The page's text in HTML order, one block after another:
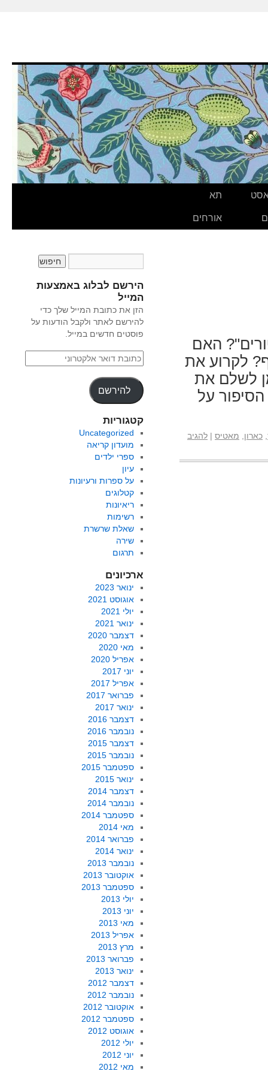
תא
אורחים
האם
לקרוע את
לשלם את
על
כארון מאטיס | להגיב
הירשם לבלוג באמצעות
המייל
הזן את כתובת המייל שלך כדי
להירשם לאתר ולקבל הודעות על
פוסטים חדשים במייל.
להירשם
קטגוריות
Uncategorized
מועדון קריאה
ספרי ילדים
עיון
על ספרות ורעיונות
קטלוגים
ריאיונות
רשימות
שאלת שרשרת
שירה
תרגום
ארכיונים
ינואר 2023
אוגוסט 2021
יולי 2021
ינואר 2021
דצמבר 2020
מאי 2020
אפריל 2020
יוני 2017
אפריל 2017
פברואר 2017
ינואר 2017
דצמבר 2016
נובמבר 2016
דצמבר 2015
נובמבר 2015
ספטמבר 2015
ינואר 2015
דצמבר 2014
נובמבר 2014
ספטמבר 2014
מאי 2014
פברואר 2014
ינואר 2014
נובמבר 2013
אוקטובר 2013
ספטמבר 2013
יולי 2013
יוני 2013
מאי 2013
אפריל 2013
מרץ 2013
פברואר 2013
ינואר 2013
דצמבר 2012
נובמבר 2012
אוקטובר 2012
ספטמבר 2012
אוגוסט 2012
יולי 2012
יוני 2012
מאי 2012